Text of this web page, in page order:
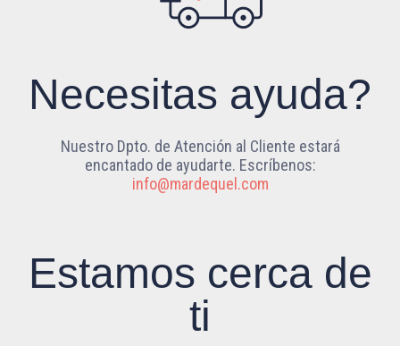
Necesitas ayuda?
Nuestro Dpto. de Atención al Cliente estará
encantado de ayudarte. Escríbenos:
info@mardequel.com
Estamos cerca de
ti